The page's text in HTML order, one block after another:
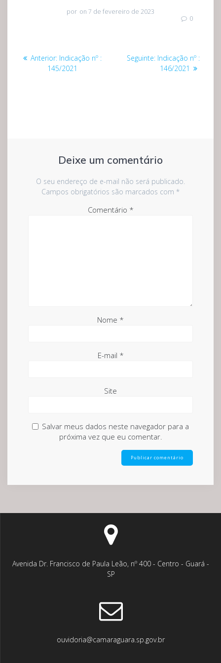
por on 7 de fevereiro de 2023
0
Navegação
Anterior: Post
anterior:
Indicação nº :
145/2021
Seguinte: Post
seguinte:
Indicação nº :
146/2021
Deixe um comentário
O seu endereço de e-mail não será publicado.
Campos obrigatórios são marcados com *
Comentário *
Nome *
E-mail *
Site
Salvar meus dados neste navegador para a
próxima vez que eu comentar.
Avenida Dr. Francisco de Paula Leão, nº 400 - Centro - Guará -
SP
ouvidoria@camaraguara.sp.gov.br